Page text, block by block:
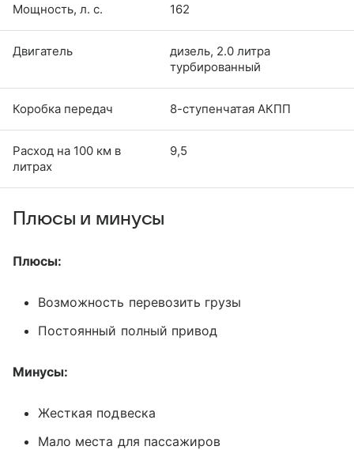
Мощность, л. с. 162
Двигатель
дизель, 2.0 литра
турбированный
Коробка передач 8-ступенчатая АКПП
Расход на 100 км в
литрах
9,5
Плюсы и минусы
Плюсы:
Возможность перевозить грузы
Постоянный полный привод
Минусы:
Жесткая подвеска
Мало места для пассажиров